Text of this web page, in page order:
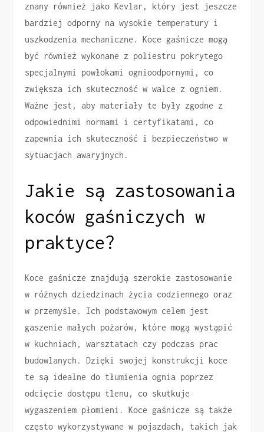
znany również jako Kevlar, który jest jeszcze
bardziej odporny na wysokie temperatury i
uszkodzenia mechaniczne. Koce gaśnicze mogą
być również wykonane z poliestru pokrytego
specjalnymi powłokami ognioodpornymi, co
zwiększa ich skuteczność w walce z ogniem.
Ważne jest, aby materiały te były zgodne z
odpowiednimi normami i certyfikatami, co
zapewnia ich skuteczność i bezpieczeństwo w
sytuacjach awaryjnych.
Jakie są zastosowania
koców gaśniczych w
praktyce?
Koce gaśnicze znajdują szerokie zastosowanie
w różnych dziedzinach życia codziennego oraz
w przemyśle. Ich podstawowym celem jest
gaszenie małych pożarów, które mogą wystąpić
w kuchniach, warsztatach czy podczas prac
budowlanych. Dzięki swojej konstrukcji koce
te są idealne do tłumienia ognia poprzez
odcięcie dostępu tlenu, co skutkuje
wygaszeniem płomieni. Koce gaśnicze są także
często wykorzystywane w pojazdach, takich jak